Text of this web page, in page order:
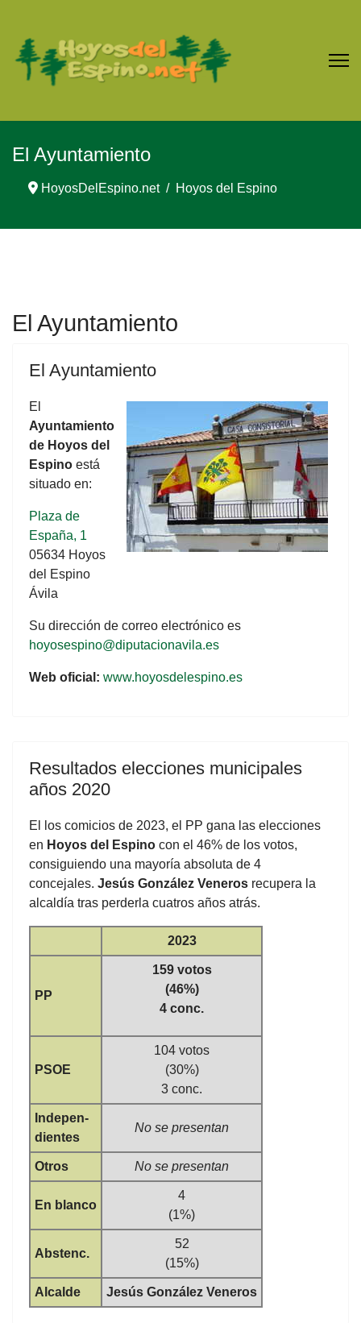
El Ayuntamiento
HoyosDelEspino.net Hoyos del Espino
El Ayuntamiento
El Ayuntamiento
El
Ayuntamiento
de Hoyos del
Espino está
situado en:
Plaza de
España, 1
05634 Hoyos
del Espino
Ávila
Su dirección de correo electrónico es
hoyosespino@diputacionavila.es
Web oficial: www.hoyosdelespino.es
Resultados elecciones municipales
años 2020
El los comicios de 2023, el PP gana las elecciones
en Hoyos del Espino con el 46% de los votos,
consiguiendo una mayoría absoluta de 4
concejales. Jesús González Veneros recupera la
alcaldía tras perderla cuatros años atrás.
2023
PP
159 votos
(46%)
4 conc.
PSOE
104 votos
(30%)
3 conc.
Indepen-
dientes
No se presentan
Otros No se presentan
En blanco
4
(1%)
Abstenc.
52
(15%)
Alcalde Jesús González Veneros